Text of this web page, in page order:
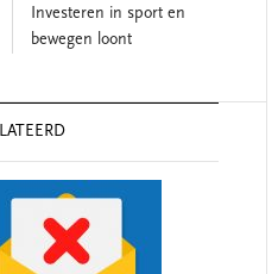
Investeren in sport en
bewegen loont